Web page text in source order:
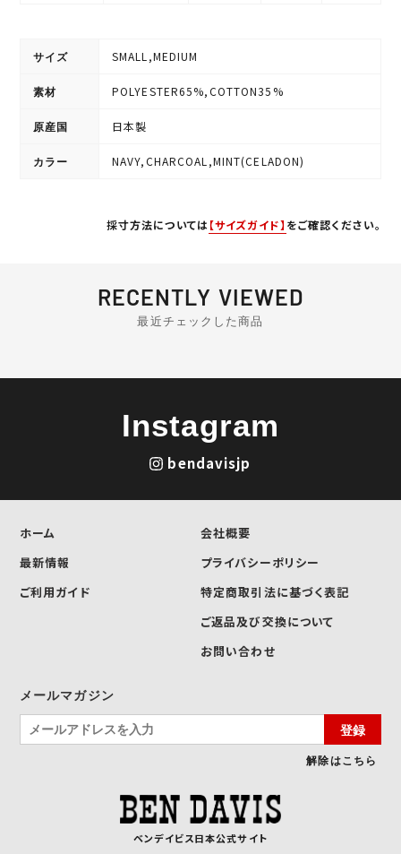
サイズ SMALL,MEDIUM
素材 POLYESTER65%,COTTON35%
原産国 日本製
カラー NAVY,CHARCOAL,MINT(CELADON)
採寸方法については【サイズガイド】 をご確認ください。
RECENTLY VIEWED
最近チェックした商品
Instagram
bendavisjp
ホーム
最新情報
ご利用ガイド
会社概要
プライバシーポリシー
特定商取引法に基づく表記
ご返品及び交換について
お問い合わせ
メールマガジン
登録
解除はこちら
ベンデイビス日本公式サイト